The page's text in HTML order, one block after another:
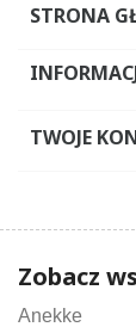
STRONA
TWOJE
Zobacz
Anekke